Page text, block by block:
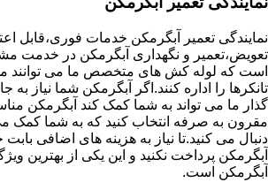
نمایندگی تعمیر آبگرمکن خدمات فوری،قابل
تعویض،تعمیر و نگهداری آبگرمکن در خدمت
است که لوله کش های متخصص ما می توانند
تانکرها را اداره کنند.اگر آبگرمکن شما نیاز به
گذار ما می تواند به شما کمک کند آبگرمکن
مقرون به صرفه انتخاب کنید که به شما کمک
دنبال می کنید.تا نیاز به هزینه های اضافی بابت
آبگرمکن پرداخت نکنید و این یکی از بهترین
آبگرمکن است.